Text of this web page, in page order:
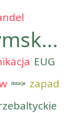
EUG
dotacje zapad